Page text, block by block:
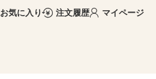
お気に入り 注文履歴 マイページ